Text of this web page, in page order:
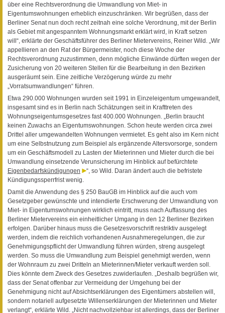
über eine Rechtsverordnung die Umwandlung von Miet- in
Eigentumswohnungen erheblich einzuschränken. Wir begrüßen, dass der
Berliner Senat nun doch recht zeitnah eine solche Verordnung, mit der Berlin
als Gebiet mit angespanntem Wohnungsmarkt erklärt wird, in Kraft setzen
will“, erklärte der Geschäftsführer des Berliner Mietervereins, Reiner Wild. „Wir
appellieren an den Rat der Bürgermeister, noch diese Woche der
Rechtsverordnung zuzustimmen, denn mögliche Einwände dürften wegen der
Zusicherung von 20 weiteren Stellen für die Bearbeitung in den Bezirken
ausgeräumt sein. Eine zeitliche Verzögerung würde zu mehr
„Vorratsumwandlungen“ führen.
Etwa 290.000 Wohnungen wurden seit 1991 in Einzeleigentum umgewandelt,
insgesamt sind es in Berlin nach Schätzungen seit in Krafttreten des
Wohnungseigentumsgesetzes fast 400.000 Wohnungen. „Berlin braucht
keinen Zuwachs an Eigentumswohnungen. Schon heute werden circa zwei
Drittel aller umgewandelten Wohnungen vermietet. Es geht also im Kern nicht
um eine Selbstnutzung zum Beispiel als ergänzende Altersvorsorge, sondern
um ein Geschäftsmodell zu Lasten der Mieterinnen und Mieter durch die bei
Umwandlung einsetzende Verunsicherung im Hinblick auf befürchtete
Eigenbedarfskündigungen
“, so Wild. Daran ändert auch die befristete
Kündigungssperrfrist wenig.
Damit die Anwendung des § 250 BauGB im Hinblick auf die auch vom
Gesetzgeber gewünschte und intendierte Erschwerung der Umwandlung von
Miet- in Eigentumswohnungen wirklich eintritt, muss nach Auffassung des
Berliner Mietervereins ein einheitlicher Umgang in den 12 Berliner Bezirken
erfolgen. Darüber hinaus muss die Gesetzesvorschrift restriktiv ausgelegt
werden, indem die reichlich vorhandenen Ausnahmeregelungen, die zur
Genehmigungspflicht der Umwandlung führen würden, streng ausgelegt
werden. So muss die Umwandlung zum Beispiel genehmigt werden, wenn
der Wohnraum zu zwei Dritteln an Mieterinnen/Mieter verkauft werden soll.
Dies könnte dem Zweck des Gesetzes zuwiderlaufen. „Deshalb begrüßen wir,
dass der Senat offenbar zur Vermeidung der Umgehung bei der
Genehmigung nicht auf Absichtserklärungen des Eigentümers abstellen will,
sondern notariell aufgesetzte Willenserklärungen der Mieterinnen und Mieter
verlangt“, erklärte Wild. „Nicht nachvollziehbar ist allerdings, dass der Berliner